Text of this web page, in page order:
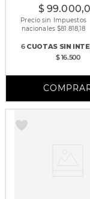
$ 99.000,
Precio sin Impuestos
nacionales $81.818,18
6CUOTAS SIN
$ 16.500